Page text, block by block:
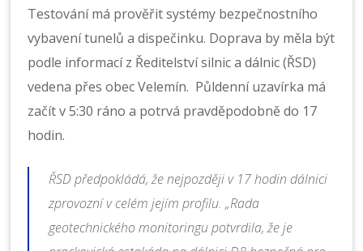
Testování má prověřit systémy bezpečnostního
vybavení tunelů a dispečinku. Doprava by měla být
podle informací z Ředitelství silnic a dálnic (ŘSD)
vedena přes obec Velemín. Půldenní uzavírka má
začít v 5:30 ráno a potrvá pravděpodobně do 17
hodin.
ŘSD předpokládá, že nejpozději v 17 hodin dálnici
zprovozní v celém jejím profilu. „Rada
geotechnického monitoringu potvrdila, že je